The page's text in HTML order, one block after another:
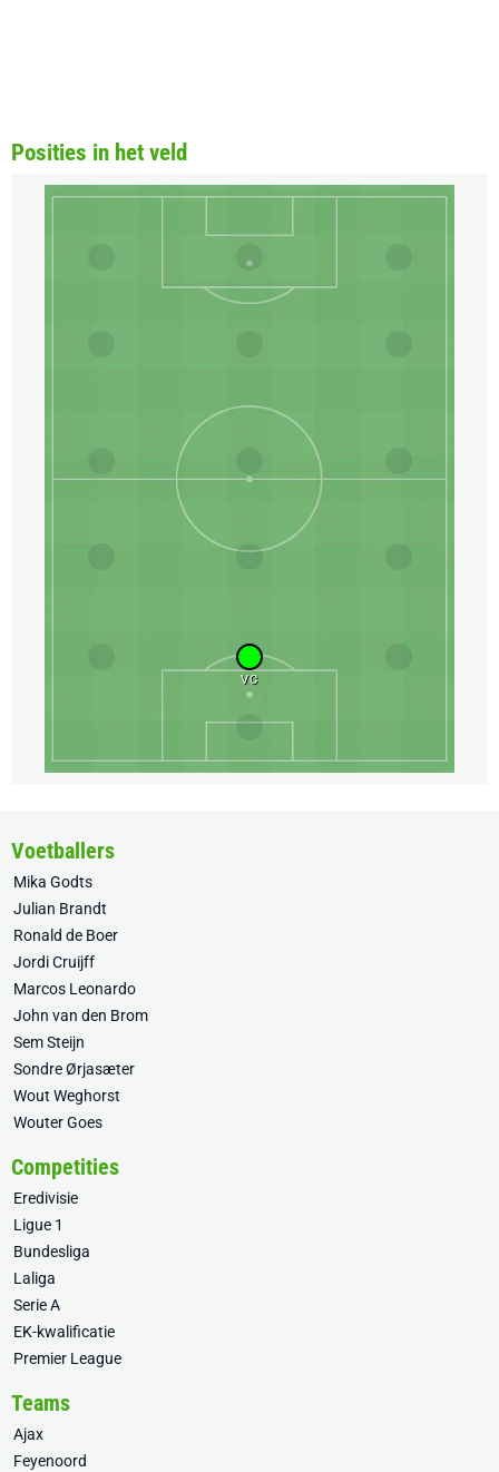
Posities in het veld
VC
Voetballers
Mika Godts
Julian Brandt
Ronald de Boer
Jordi Cruijff
Marcos Leonardo
John van den Brom
Sem Steijn
Sondre Ørjasæter
Wout Weghorst
Wouter Goes
Competities
Eredivisie
Ligue 1
Bundesliga
Laliga
Serie A
EK-kwalificatie
Premier League
Teams
Ajax
Feyenoord